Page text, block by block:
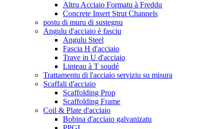
Altru Acciaio Formatu à Freddu
Concrete Insert Strut Channels
postu di muru di sustegnu
Angulu d'acciaio è fasciu
Angulu Steel
Fascia H d'acciaio
Trave in U d'acciaio
Linteau à T soudé
Trattamentu di l'acciaio serviziu su misura
Scaffali d'acciaio
Scaffolding Prop
Scaffolding Frame
Coil & Plate d'acciaio
Bobina d'acciaio galvanizatu